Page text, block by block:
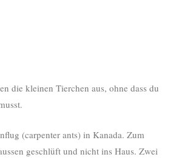
die kleinen Tierchen aus, ohne dass du
(carpenter ants) in Kanada. Zum
geschlüft und nicht ins Haus. Zwei